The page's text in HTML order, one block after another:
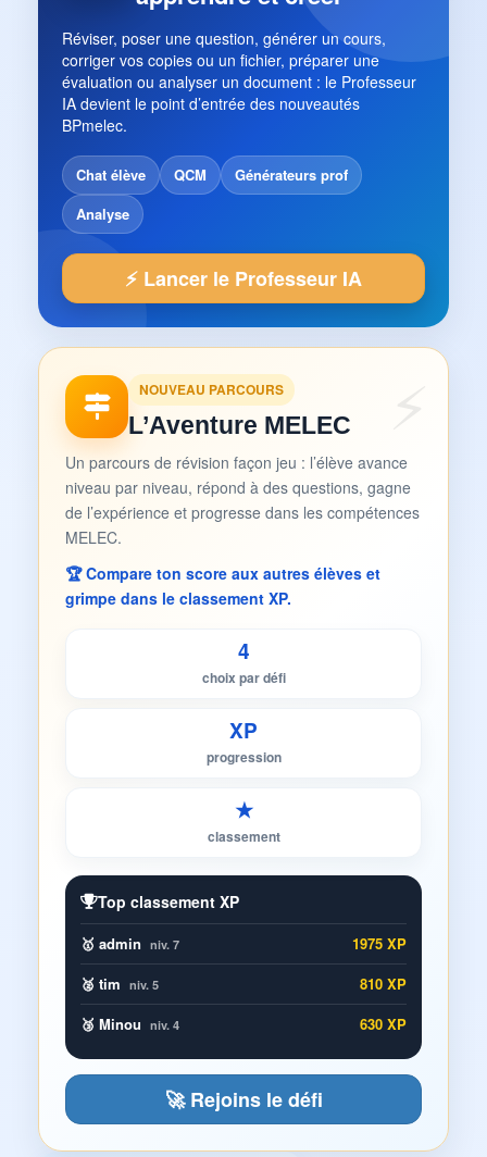
Réviser, poser une question, générer un cours,
corriger vos copies ou un fichier, préparer une
évaluation ou analyser un document : le Professeur
IA devient le point d’entrée des nouveautés
BPmelec.
Chat élève QCM
Générateurs prof
Analyse
⚡ Lancer le Professeur IA
NOUVEAU PARCOURS
L’Aventure MELEC
Un parcours de révision façon jeu : l’élève avance
niveau par niveau, répond à des questions, gagne
de l’expérience et progresse dans les compétences
MELEC.
🏆 Compare ton score aux autres élèves et
grimpe dans le classement XP.
4
choix par défi
XP
progression
★
classement
Top classement XP
🥇 admin niv. 7
1975 XP
🥈 tim niv. 5
810 XP
🥉 Minou niv. 4 630 XP
🚀 Rejoins le défi